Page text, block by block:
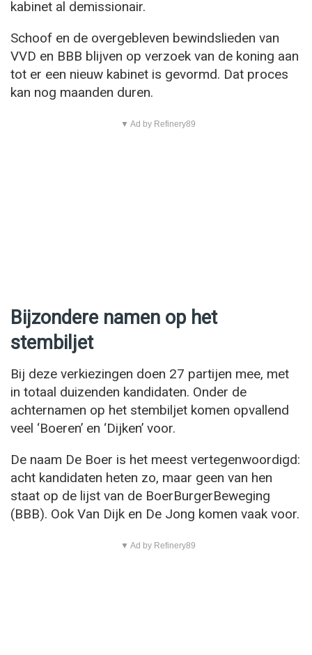
kabinet al demissionair.
Schoof en de overgebleven bewindslieden van
VVD en BBB blijven op verzoek van de koning aan
tot er een nieuw kabinet is gevormd. Dat proces
kan nog maanden duren.
▼ Ad by Refinery89
Bijzondere namen op het
stembiljet
Bij deze verkiezingen doen 27 partijen mee, met
in totaal duizenden kandidaten. Onder de
achternamen op het stembiljet komen opvallend
veel ‘Boeren’ en ‘Dijken’ voor.
De naam De Boer is het meest vertegenwoordigd:
acht kandidaten heten zo, maar geen van hen
staat op de lijst van de BoerBurgerBeweging
(BBB). Ook Van Dijk en De Jong komen vaak voor.
▼ Ad by Refinery89